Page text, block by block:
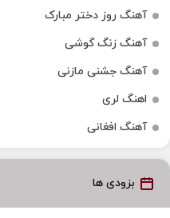
آهنگ روز دختر مبارک
آهنگ زنگ گوشی
آهنگ جشنی مازنی
اهنگ لری
آهنگ افغانی
بزودی ها